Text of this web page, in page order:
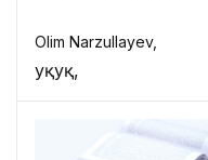
Olim Narzullayev,
Ҳуқуқ,